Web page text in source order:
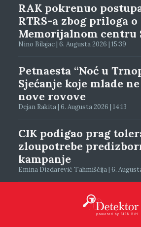
RAK pokrenuo
RTRS-a zbog priloga o
Memorijalnom centru
Nino Bilajac | 6. Augusta 2026 | 15:39
Petnaesta “Noć u
Sjećanje koje mlade
nove rovove
Dejan Rakita | 6. Augusta 2026 | 14:13
CIK podigao prag
zloupotrebe
kampanje
Emina Dizdarević Tahmiščija | 6. Augusta